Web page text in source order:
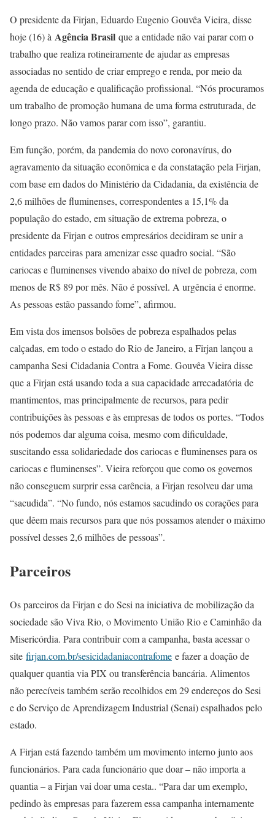
O presidente da Firjan, Eduardo Eugenio Gouvêa Vieira, disse
hoje (16) à Agência Brasil que a entidade não vai parar com o
trabalho que realiza rotineiramente de ajudar as empresas
associadas no sentido de criar emprego e renda, por meio da
agenda de educação e qualificação profissional. “Nós procuramos
um trabalho de promoção humana de uma forma estruturada, de
longo prazo. Não vamos parar com isso”, garantiu.
Em função, porém, da pandemia do novo coronavírus, do
agravamento da situação econômica e da constatação pela Firjan,
com base em dados do Ministério da Cidadania, da existência de
2,6 milhões de fluminenses, correspondentes a 15,1% da
população do estado, em situação de extrema pobreza, o
presidente da Firjan e outros empresários decidiram se unir a
entidades parceiras para amenizar esse quadro social. “São
cariocas e fluminenses vivendo abaixo do nível de pobreza, com
menos de R$ 89 por mês. Não é possível. A urgência é enorme.
As pessoas estão passando fome”, afirmou.
Em vista dos imensos bolsões de pobreza espalhados pelas
calçadas, em todo o estado do Rio de Janeiro, a Firjan lançou a
campanha Sesi Cidadania Contra a Fome. Gouvêa Vieira disse
que a Firjan está usando toda a sua capacidade arrecadatória de
mantimentos, mas principalmente de recursos, para pedir
contribuições às pessoas e às empresas de todos os portes. “Todos
nós podemos dar alguma coisa, mesmo com dificuldade,
suscitando essa solidariedade dos cariocas e fluminenses para os
cariocas e fluminenses”. Vieira reforçou que como os governos
não conseguem surprir essa carência, a Firjan resolveu dar uma
“sacudida”. “No fundo, nós estamos sacudindo os corações para
que dêem mais recursos para que nós possamos atender o máximo
possível desses 2,6 milhões de pessoas”.
Parceiros
Os parceiros da Firjan e do Sesi na iniciativa de mobilização da
sociedade são Viva Rio, o Movimento União Rio e Caminhão da
Misericórdia. Para contribuir com a campanha, basta acessar o
site firjan.com.br/sesicidadaniacontrafome e fazer a doação de
qualquer quantia via PIX ou transferência bancária. Alimentos
não perecíveis também serão recolhidos em 29 endereços do Sesi
e do Serviço de Aprendizagem Industrial (Senai) espalhados pelo
estado.
A Firjan está fazendo também um movimento interno junto aos
funcionários. Para cada funcionário que doar – não importa a
quantia – a Firjan vai doar uma cesta.. “Para dar um exemplo,
pedindo às empresas para fazerem essa campanha internamente